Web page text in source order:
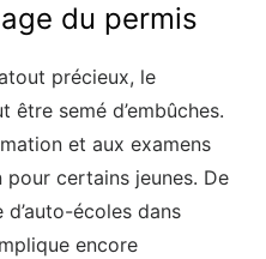
du permis
précieux, le
être semé d’embûches.
et aux examens
certains jeunes. De
écoles dans
encore